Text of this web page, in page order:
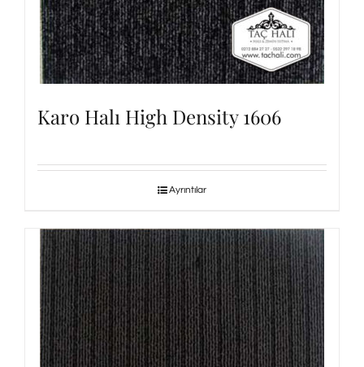
Karo Halı High Density 1606
Ayrıntılar